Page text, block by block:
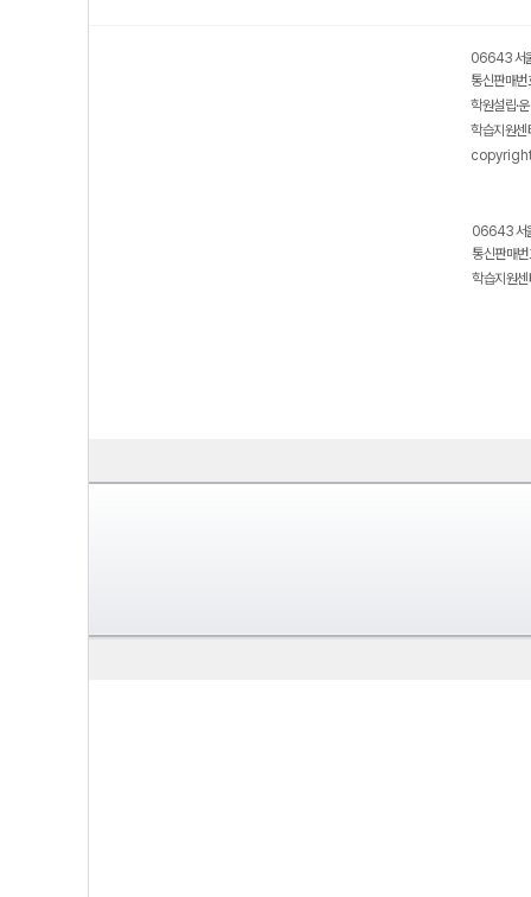
06643 서
통신판매
학원설립·
학습지원
06643 서
통신판매
학습지원